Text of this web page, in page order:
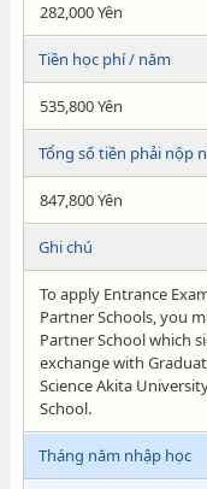
282,000 Yên
Tiền học phí / năm
535,800 Yên
Tổng số tiền phải nộp
847,800 Yên
Ghi chú
To apply Entrance
Partner Schools, you
Partner School which
exchange with
Science Akita
School.
Tháng năm nhập học